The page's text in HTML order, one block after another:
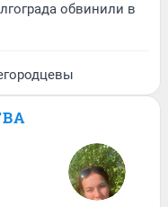
обвинили в